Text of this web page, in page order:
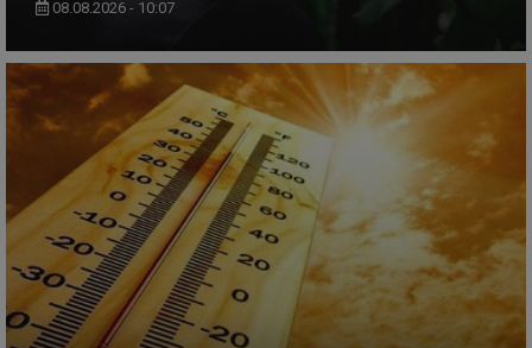
08.08.2026 - 10:07